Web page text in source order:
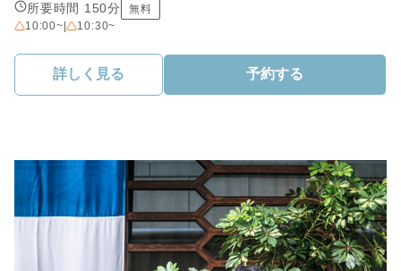
所要時間 150分
無料
10:00~| 10:30~
詳しく見る 予約する